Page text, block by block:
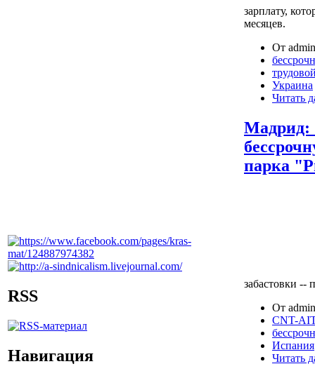
RSS
Навигация
зарплату,
месяцев.
От
Украина
Читать
Мадрид:
парка
забастовки --
От
CNT-
Испания
Читать